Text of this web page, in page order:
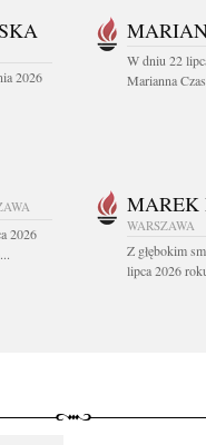
2026
W dniu 22
Marianna
2026
MAREK
WARSZAWA
Z głębokim
lipca 2026